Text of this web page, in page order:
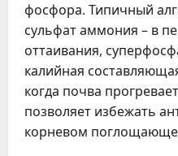
фосфора. Типичный
сульфат аммония – в
оттаивания,
калийная
когда почва
позволяет избежать
корневом